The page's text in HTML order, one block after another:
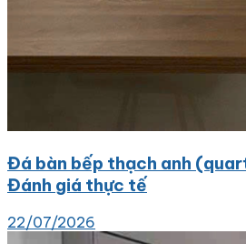
Đá bàn bếp thạch anh
Đánh giá thực tế
22/07/2026